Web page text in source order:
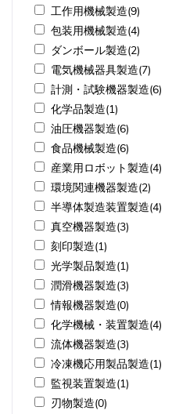
工作用機械製造(9)
包装用機械製造(4)
ダンボール製造(2)
電気機械器具製造(7)
計測・試験機器製造(6)
化学品製造(1)
油圧機器製造(6)
食品機械製造(6)
産業用ロボット製造(4)
環境関連機器製造(2)
半導体製造装置製造(4)
真空機器製造(3)
刻印製造(1)
光学製品製造(1)
潤滑機器製造(3)
情報機器製造(0)
化学機械・装置製造(4)
流体機器製造(3)
冷凍機応用製品製造(1)
監視装置製造(1)
刃物製造(0)